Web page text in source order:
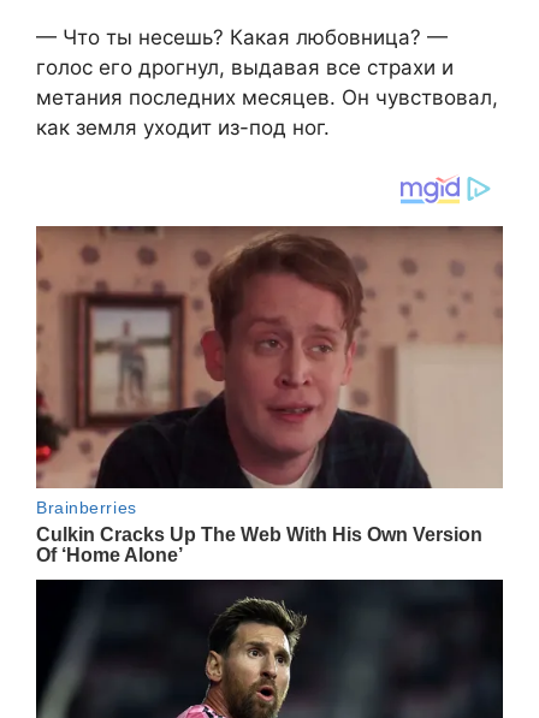
— Что ты несешь? Какая любовница? —
голос его дрогнул, выдавая все страхи и
метания последних месяцев. Он чувствовал,
как земля уходит из-под ног.